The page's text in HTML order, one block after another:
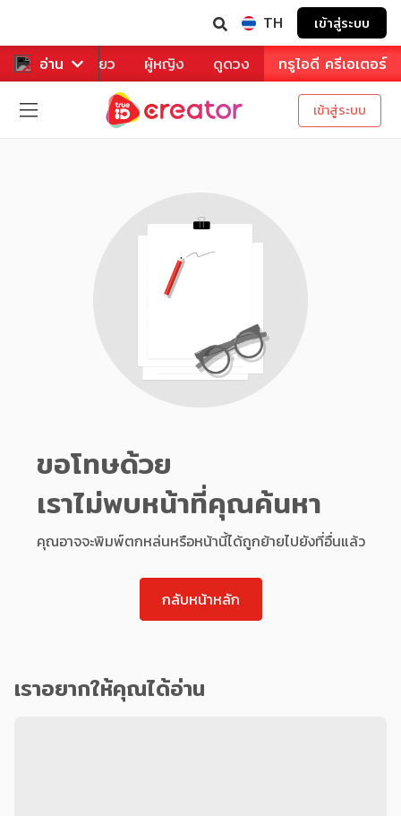
TH เข้าสู่ระบบ
อ่าน
หาร ท่องเที่ยว ผู้หญิง ดูดวง ทรูไอดี ครีเอเตอร์
เข้าสู่ระบบ
ขอโทษด้วย
เราไม่พบหน้าที่คุณค้นหา
คุณอาจจะพิมพ์ตกหล่นหรือหน้านี้ได้ถูกย้ายไปยังที่อื่นแล้ว
กลับหน้าหลัก
เราอยากให้คุณได้อ่าน